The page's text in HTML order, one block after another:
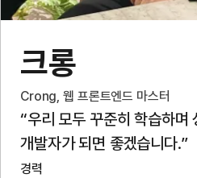
크롱
Crong, 웹 프론트엔드 마스터
“우리 모두 꾸준히 학습하며
개발자가 되면 좋겠습니다.”
경력